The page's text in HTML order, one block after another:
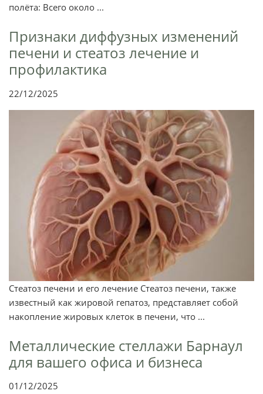
полёта: Всего около ...
Признаки диффузных изменений
печени и стеатоз лечение и
профилактика
22/12/2025
Стеатоз печени и его лечение Стеатоз печени, также
известный как жировой гепатоз, представляет собой
накопление жировых клеток в печени, что ...
Металлические стеллажи Барнаул
для вашего офиса и бизнеса
01/12/2025